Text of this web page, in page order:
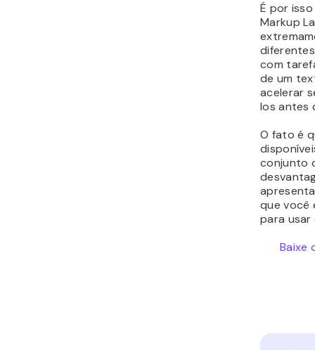
É por
Markup
com
de um
acelerar
los antes
O fato é
conjunto
que você
para usar
Baixe